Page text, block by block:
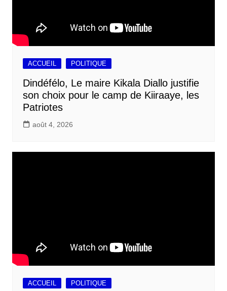
ACCUEIL POLITIQUE
Dindéfélo, Le maire Kikala Diallo justifie
son choix pour le camp de Kiiraaye, les
Patriotes
août 4, 2026
ACCUEIL POLITIQUE